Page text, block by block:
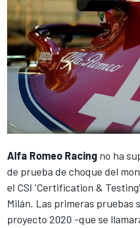
Alfa Romeo Racing no ha
de prueba de choque del
el CSI 'Certification &
Milán. Las primeras pruebas
proyecto 2020 -que se